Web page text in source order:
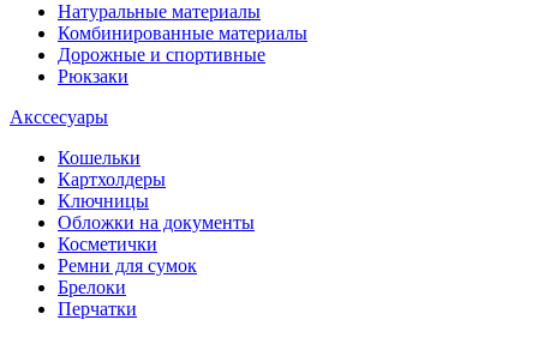
Натуральные материалы
Комбинированные материалы
Дорожные и спортивные
Рюкзаки
Акссесуары
Кошельки
Картхолдеры
Ключницы
Обложки на документы
Косметички
Ремни для сумок
Брелоки
Перчатки